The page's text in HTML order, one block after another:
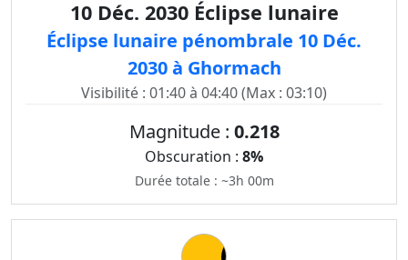
10 Déc. 2030 Éclipse lunaire
Éclipse lunaire pénombrale 10 Déc.
2030 à Ghormach
Visibilité : 01:40 à 04:40 (Max : 03:10)
Magnitude : 0.218
Obscuration : 8%
Durée totale : ~3h 00m